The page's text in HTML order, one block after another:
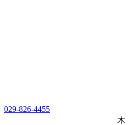
029-826-4455
木